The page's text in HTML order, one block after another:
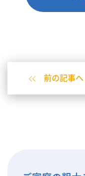
前の記事へ